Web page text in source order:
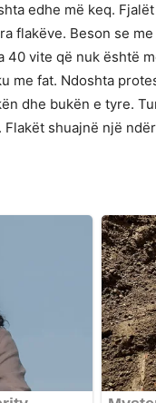
edhe më keq.
flakëve. Beson se
vite që nuk është
me fat. Ndoshta
dhe bukën e tyre.
shuajnë një